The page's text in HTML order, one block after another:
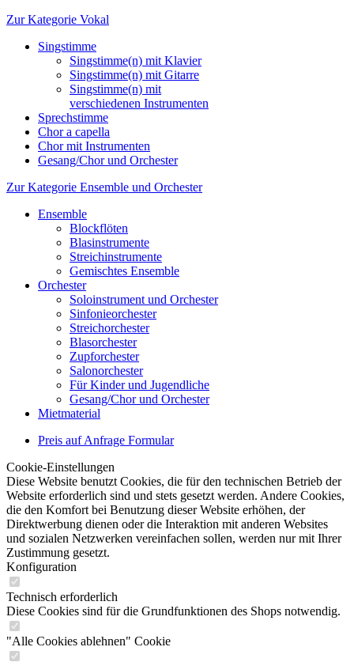
Zur Kategorie Vokal
Singstimme
Singstimme(n) mit Klavier
Singstimme(n) mit Gitarre
Singstimme(n) mit
verschiedenen Instrumenten
Sprechstimme
Chor a capella
Chor mit Instrumenten
Gesang/Chor und Orchester
Zur Kategorie Ensemble und Orchester
Ensemble
Blockflöten
Blasinstrumente
Streichinstrumente
Gemischtes Ensemble
Orchester
Soloinstrument und Orchester
Sinfonieorchester
Streichorchester
Blasorchester
Zupforchester
Salonorchester
Für Kinder und Jugendliche
Gesang/Chor und Orchester
Mietmaterial
Preis auf Anfrage Formular
Cookie-Einstellungen
Diese Website benutzt Cookies, die für den technischen Betrieb der
Website erforderlich sind und stets gesetzt werden. Andere Cookies,
die den Komfort bei Benutzung dieser Website erhöhen, der
Direktwerbung dienen oder die Interaktion mit anderen Websites
und sozialen Netzwerken vereinfachen sollen, werden nur mit Ihrer
Zustimmung gesetzt.
Konfiguration
Technisch erforderlich
Diese Cookies sind für die Grundfunktionen des Shops notwendig.
"Alle Cookies ablehnen" Cookie